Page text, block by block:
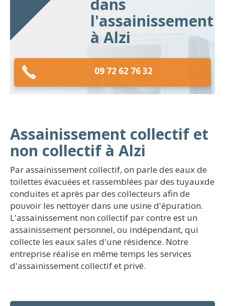
dans
l'assainissement
à Alzi
09 72 62 76 32
Assainissement collectif et
non collectif à Alzi
Par assainissement collectif, on parle des eaux de
toilettes évacuées et rassemblées par des tuyauxde
conduites et après par des collecteurs afin de
pouvoir les nettoyer dans une usine d'épuration.
L'assainissement non collectif par contre est un
assainissement personnel, ou indépendant, qui
collecte les eaux sales d'une résidence. Notre
entreprise réalise en même temps les services
d'assainissement collectif et privé.